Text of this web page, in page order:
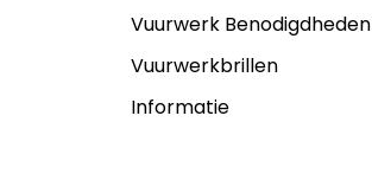
Vuurwerk Benodigdheden
Vuurwerkbrillen
Informatie